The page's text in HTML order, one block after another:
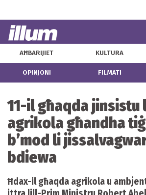
AĦBARIJIET KULTURA
OPINJONI FILMATI
11-il għaqda
agrikola għandha
b’mod li
bdiewa
Ħdax-il għaqda agrikola u